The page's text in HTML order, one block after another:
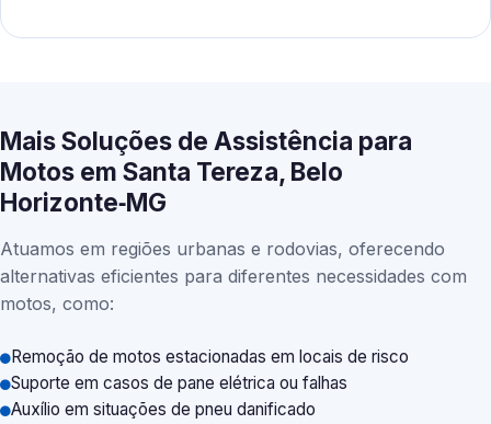
Mais Soluções de Assistência para
Motos em Santa Tereza, Belo
Horizonte‑MG
Atuamos em regiões urbanas e rodovias, oferecendo
alternativas eficientes para diferentes necessidades com
motos, como:
Remoção de motos estacionadas em locais de risco
Suporte em casos de pane elétrica ou falhas
Auxílio em situações de pneu danificado